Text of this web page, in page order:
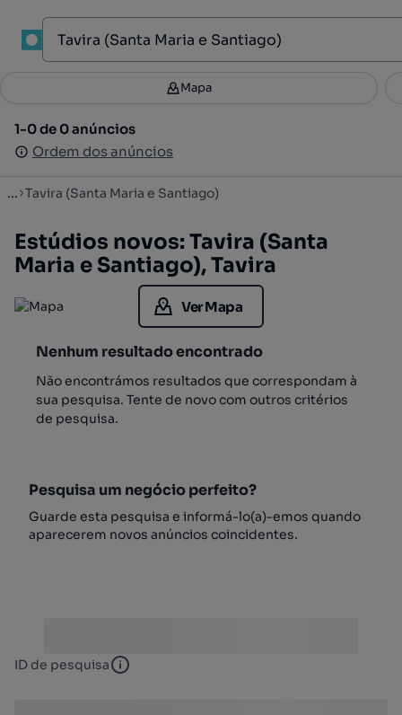
Filtros 3
1-0 de 0 anúncios
Ordem dos anúncios
Mapa
1-0 de 0 anúncios
Ordem dos anúncios
... Tavira (Santa Maria e Santiago)
Estúdios novos: Tavira (Santa
Maria e Santiago), Tavira
Ver Mapa
Nenhum resultado encontrado
Não encontrámos resultados que correspondam à
sua pesquisa. Tente de novo com outros critérios
de pesquisa.
Pesquisa um negócio perfeito?
Guarde esta pesquisa e informá-lo(a)-emos quando
aparecerem novos anúncios coincidentes.
ID de pesquisa ID de pesquisa